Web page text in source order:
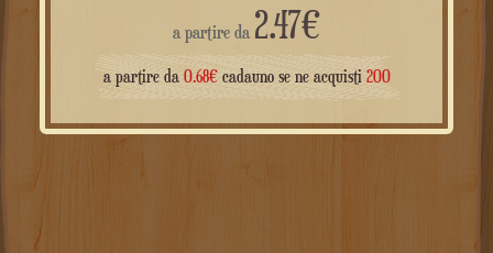
a partire da 2.47€
a partire da 0.68€cadauno se ne acquisti 200